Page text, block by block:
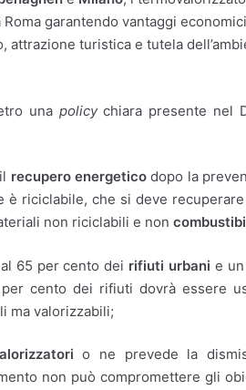
garantendo vantaggi
turistica e tutela
una policychiara presente nel
recupero energetico dopo la
riciclabile, che si deve
non riciclabili e non
65 per cento dei rifiuti urbani e
cento dei rifiuti dovrà essere
ma valorizzabili;
o ne prevede la
non può compromettere gli